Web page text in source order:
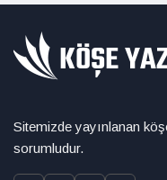
Sitemizde yayınlanan
sorumludur.